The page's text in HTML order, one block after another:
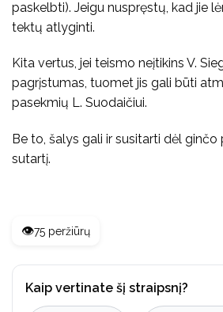
paskelbti). Jeigu nuspręstų, kad jie
tektų atlyginti.
Kita vertus, jei teismo neįtikins V.
pagrįstumas, tuomet jis gali būti
pasekmių L. Suodaičiui.
Be to, šalys gali ir susitarti dėl ginčo
sutartį.
👁️75 peržiūrų
Kaip vertinate šį straipsnį?